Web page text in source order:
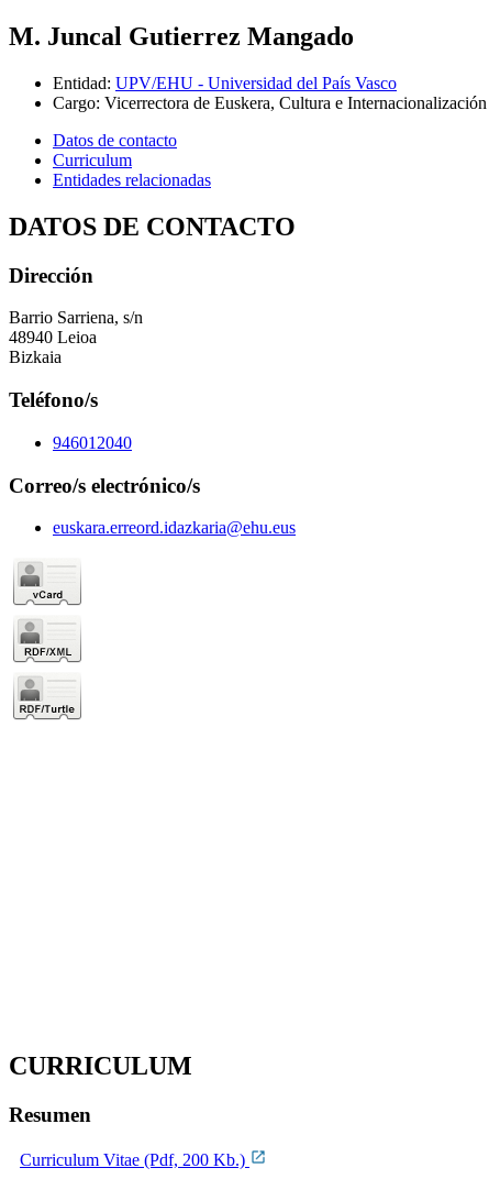
M. Juncal Gutierrez Mangado
Entidad: UPV/EHU - Universidad del País Vasco
Cargo: Vicerrectora de Euskera, Cultura e Internacionalización
Datos de contacto
Curriculum
Entidades relacionadas
DATOS DE CONTACTO
Dirección
Barrio Sarriena, s/n
48940 Leioa
Bizkaia
Teléfono/s
946012040
Correo/s electrónico/s
euskara.erreord.idazkaria@ehu.eus
CURRICULUM
Resumen
Curriculum Vitae (Pdf, 200 Kb.)